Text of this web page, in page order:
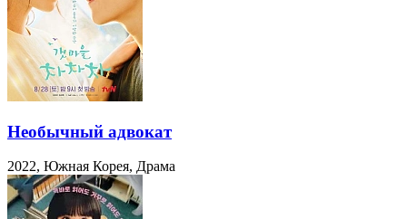
Необычный адвокат
2022, Южная Корея, Драма